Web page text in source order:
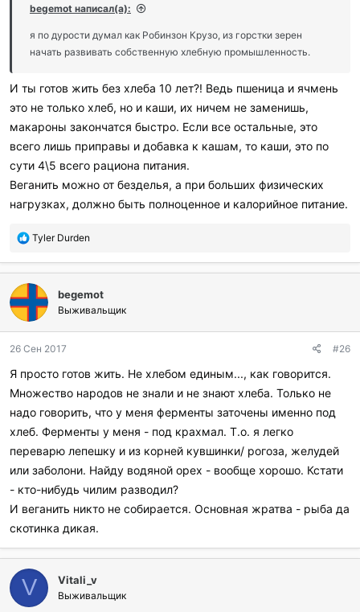
begemot написал(а):
я по дурости думал как Робинзон Крузо, из горстки зерен
начать развивать собственную хлебную промышленность.
И ты готов жить без хлеба 10 лет?! Ведь пшеница и ячмень
это не только хлеб, но и каши, их ничем не заменишь,
макароны закончатся быстро. Если все остальные, это
всего лишь приправы и добавка к кашам, то каши, это по
сути 4\5 всего рациона питания.
Веганить можно от безделья, а при больших физических
нагрузках, должно быть полноценное и калорийное питание.
П
б
г
о
а
и
л
и
:
Tyler Durden
begemot
Выживальщик
26 Сен 2017 #26
Я просто готов жить. Не хлебом единым..., как говорится.
Множество народов не знали и не знают хлеба. Только не
надо говорить, что у меня ферменты заточены именно под
хлеб. Ферменты у меня - под крахмал. Т.о. я легко
переварю лепешку и из корней кувшинки/ рогоза, желудей
или заболони. Найду водяной орех - вообще хорошо. Кстати
- кто-нибудь чилим разводил?
И веганить никто не собирается. Основная жратва - рыба да
скотинка дикая.
V Vitali_v
Выживальщик